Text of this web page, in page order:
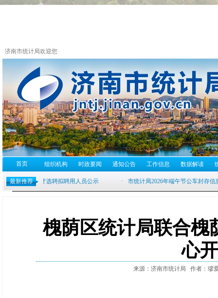
济南市统计局欢迎您
首页 组织机构 时政要闻 通知公告 工作信息 数据解读
最新推荐
槐荫区统计局联合槐
心
来源：济南市统计局 作者：缪